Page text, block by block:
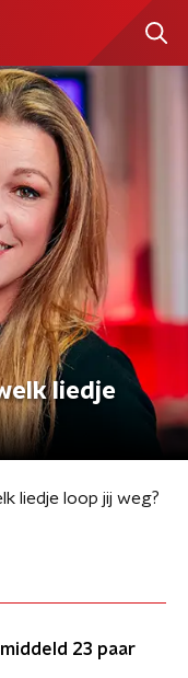
liedje
liedje loop jij weg?
23 paar